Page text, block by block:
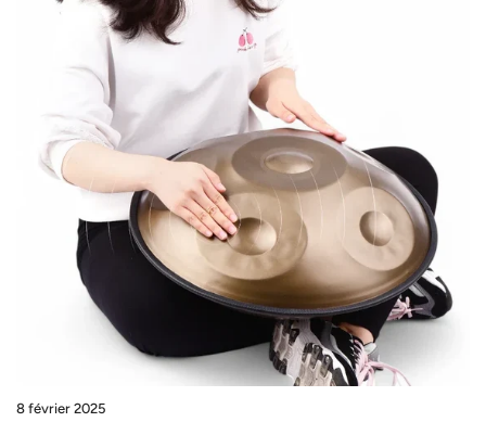
8 février 2025